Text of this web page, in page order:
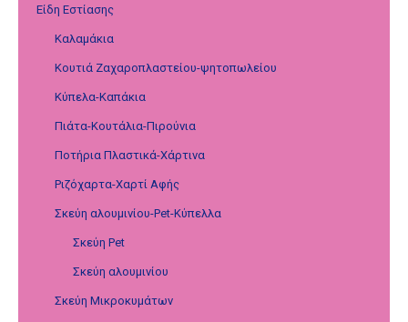
Είδη Εστίασης
Καλαμάκια
Κουτιά Ζαχαροπλαστείου-ψητοπωλείου
Κύπελα-Καπάκια
Πιάτα-Κουτάλια-Πιρούνια
Ποτήρια Πλαστικά-Χάρτινα
Ριζόχαρτα-Χαρτί Αφής
Σκεύη αλουμινίου-Pet-Κύπελλα
Σκεύη Pet
Σκεύη αλουμινίου
Σκεύη Μικροκυμάτων